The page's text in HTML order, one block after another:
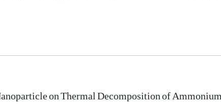
on Thermal Decomposition of